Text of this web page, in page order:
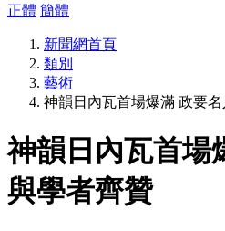
正體 簡體
新聞網首頁
類別
藝術
神韻日內瓦首場爆滿 政要
神韻日內瓦首場
與學者齊贊